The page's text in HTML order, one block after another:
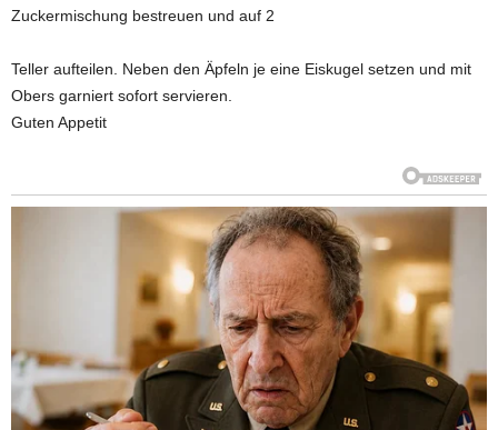
Zuckermischung bestreuen und auf 2
Teller aufteilen. Neben den Äpfeln je eine Eiskugel setzen und mit
Obers garniert sofort servieren.
Guten Appetit